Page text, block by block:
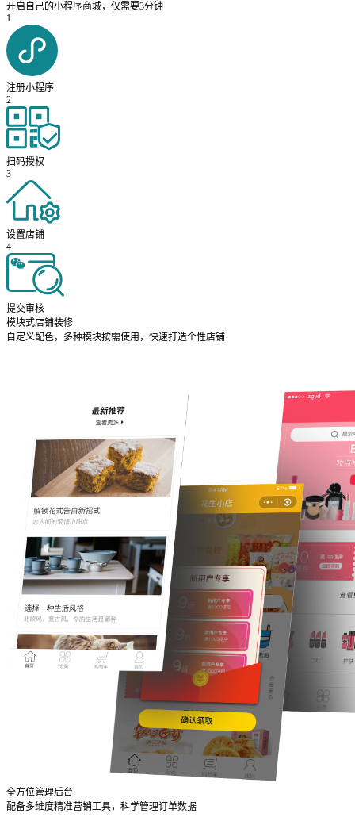
开启自己的小程序商城，仅需要3分钟
1
注册小程序
2
扫码授权
3
设置店铺
4
提交审核
模块式店铺装修
自定义配色，多种模块按需使用，快速打造个性店铺
全方位管理后台
配备多维度精准营销工具，科学管理订单数据